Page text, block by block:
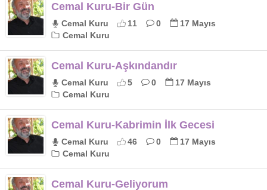
Cemal Kuru-Bir Gün
Cemal Kuru 11 0
17 Mayıs
Cemal Kuru
Cemal Kuru-Aşkındandır
Cemal Kuru 5 0
17 Mayıs
Cemal Kuru
Cemal Kuru-Kabrimin İlk Gecesi
Cemal Kuru 46 0
17 Mayıs
Cemal Kuru
Cemal Kuru-Geliyorum